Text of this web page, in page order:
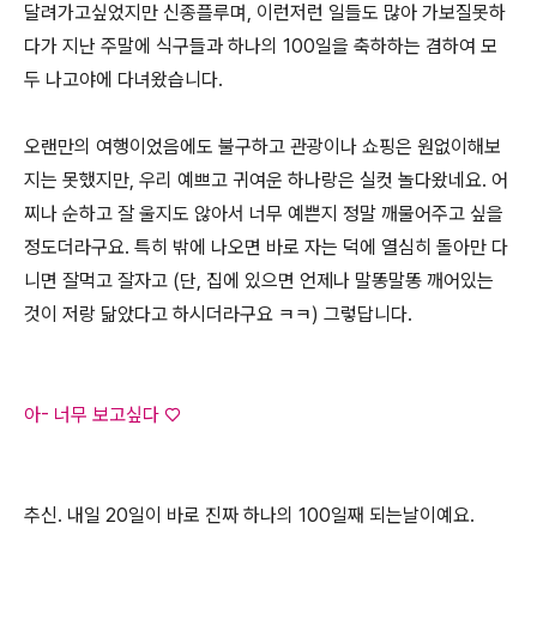
달려가고싶었지만 신종플루며, 이런저런 일들도 많아 가보질못하
다가 지난 주말에 식구들과 하나의 100일을 축하하는 겸하여 모
두 나고야에 다녀왔습니다.
오랜만의 여행이었음에도 불구하고 관광이나 쇼핑은 원없이해보
지는 못했지만, 우리 예쁘고 귀여운 하나랑은 실컷 놀다왔네요. 어
찌나 순하고 잘 울지도 않아서 너무 예쁜지 정말 깨물어주고 싶을
정도더라구요. 특히 밖에 나오면 바로 자는 덕에 열심히 돌아만 다
니면 잘먹고 잘자고 (단, 집에 있으면 언제나 말똥말똥 깨어있는
것이 저랑 닮았다고 하시더라구요 ㅋㅋ) 그렇답니다.
아- 너무 보고싶다 ♡
추신. 내일 20일이 바로 진짜 하나의 100일째 되는날이예요.